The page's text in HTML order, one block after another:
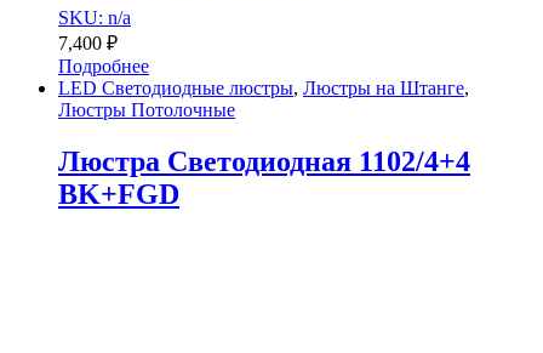
SKU: n/a
7,400 ₽
Подробнее
LED Светодиодные люстры, Люстры на Штанге,
Люстры Потолочные
Люстра Светодиодная 1102/4+4
BK+FGD